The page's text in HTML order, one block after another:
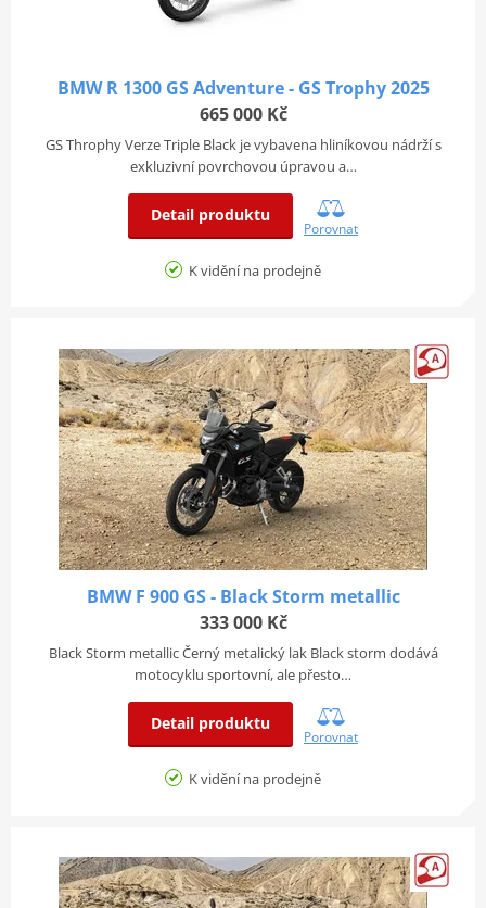
BMW R 1300 GS Adventure - GS Trophy 2025
665 000 Kč
GS Throphy Verze Triple Black je vybavena hliníkovou nádrží s
exkluzivní povrchovou úpravou a…
Detail produktu
Porovnat
K vidění na prodejně
BMW F 900 GS - Black Storm metallic
333 000 Kč
Black Storm metallic Černý metalický lak Black storm dodává
motocyklu sportovní, ale přesto…
Detail produktu
Porovnat
K vidění na prodejně